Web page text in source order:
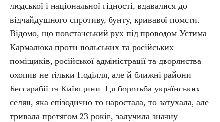
людської і національної гідності, вдавалися до
відчайдушного спротиву, бунту, кривавої помсти.
Відомо, що повстанський рух під проводом Устима
Кармалюка проти польських та російських
поміщиків, російської адміністрації та дворянства
охопив не тільки Поділля, але й ближні райони
Бессарабії та Київщини. Ця боротьба українських
селян, яка епізодично то наростала, то затухала, але
тривала протягом 23 років, залучила значну